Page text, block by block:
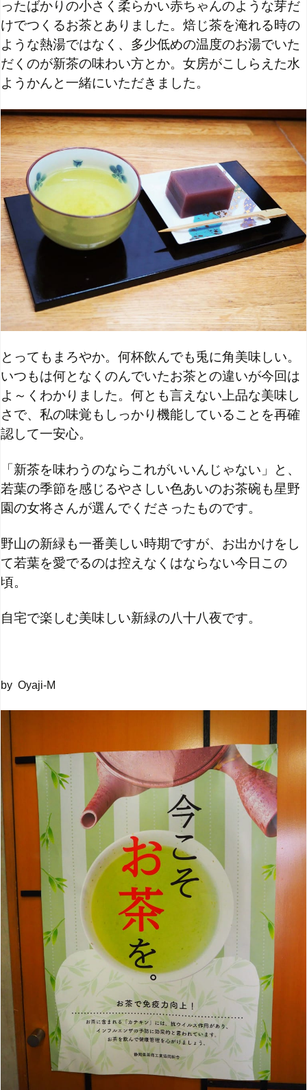
ったばかりの小さく柔らかい赤ちゃんのような芽だ
けでつくるお茶とありました。 焙じ茶を淹れる時の
ような熱湯ではなく、多少低めの温度のお湯でいた
だくのが新茶の味わい方とか。女房がこしらえた水
ようかんと一緒にいただきました。
とってもまろやか。何杯飲んでも兎に角美味しい。
いつもは何となくのんでいたお茶との違いが今回は
よ～くわかりました。何とも言えない上品な美味し
さで、私の味覚もしっかり機能していることを再確
認して一安心。
「新茶を味わうのならこれがいいんじゃない」と、
若葉の季節を感じるやさしい色あいのお茶碗も星野
園の女将さんが選んでくださったものです。
野山の新緑も一番美しい時期ですが、お出かけをし
て若葉を愛でるのは控えなくはならない今日この
頃。
自宅で楽しむ美味しい新緑の八十八夜です。
by Oyaji-M